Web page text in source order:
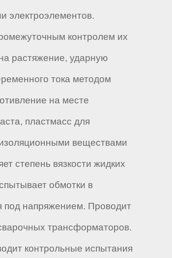
электроэлементов.
контролем их
растяжение, ударную
тока методом
на месте
пластмасс для
веществами
степень вязкости жидких
обмотки в
под напряжением. Проводит
трансформаторов.
контрольные испытания